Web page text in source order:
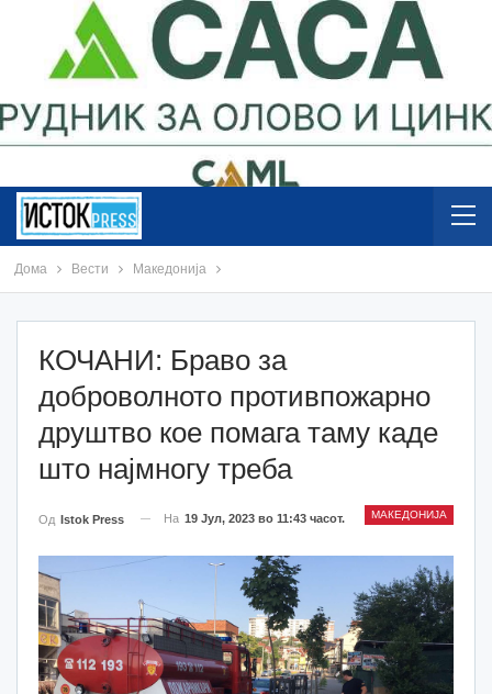
Дома Вести Македонија
КОЧАНИ: Браво за
доброволното противпожарно
друштво кое помага таму каде
што најмногу треба
МАКЕДОНИЈА
Од Istok Press На 19 Јул, 2023 во 11:43 часот.